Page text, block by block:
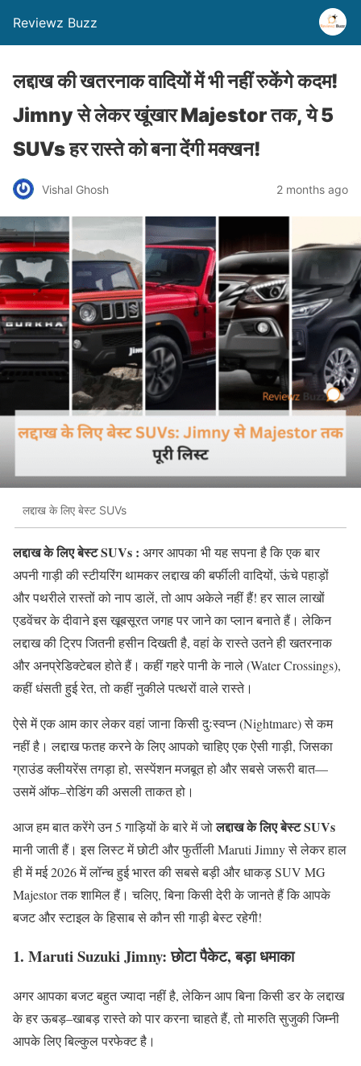
Reviewz Buzz
लद्दाख की खतरनाक वादियों में भी नहीं रुकेंगे कदम!
Jimny से लेकर खूंखार Majestor तक, ये 5
SUVs हर रास्ते को बना देंगी मक्खन!
Vishal Ghosh 2 months ago
लद्दाख के लिए बेस्ट SUVs
लद्दाख के लिए बेस्ट SUVs : अगर आपका भी यह सपना है कि एक बार
अपनी गाड़ी की स्टीयरिंग थामकर लद्दाख की बर्फीली वादियों,ऊंचे पहाड़ों
और पथरीले रास्तों को नाप डालें,तो आप अकेले नहीं हैं!हर साल लाखों
एडवेंचर के दीवाने इस खूबसूरत जगह पर जाने का प्लान बनाते हैं। लेकिन
लद्दाख की ट्रिप जितनी हसीन दिखती है,वहां के रास्ते उतने ही खतरनाक
और अनप्रेडिक्टेबल होते हैं। कहीं गहरे पानी के नाले(Water Crossings),
कहीं धंसती हुई रेत,तो कहीं नुकीले पत्थरों वाले रास्ते।
ऐसे में एक आम कार लेकर वहां जाना किसी दुःस्वप्न(Nightmare)से कम
नहीं है। लद्दाख फतह करने के लिए आपको चाहिए एक ऐसी गाड़ी,जिसका
ग्राउंड क्लीयरेंस तगड़ा हो,सस्पेंशन मजबूत हो और सबसे जरूरी बात—
उसमें ऑफ–रोडिंग की असली ताकत हो।
आज हम बात करेंगे उन5गाड़ियों के बारे में जोलद्दाखकेलिएबेस्टSUVs
मानी जाती हैं। इस लिस्ट में छोटी और फुर्तीलीMaruti Jimnyसे लेकर हाल
ही में मई2026में लॉन्च हुई भारत की सबसे बड़ी और धाकड़SUV MG
Majestorतक शामिल हैं। चलिए,बिना किसी देरी के जानते हैं कि आपके
बजट और स्टाइल के हिसाब से कौन सी गाड़ी बेस्ट रहेगी!
1. Maruti Suzuki Jimny:छोटापैकेट,बड़ाधमाका
अगर आपका बजट बहुत ज्यादा नहीं है,लेकिन आप बिना किसी डर के लद्दाख
के हर ऊबड़–खाबड़ रास्ते को पार करना चाहते हैं,तो मारुति सुजुकी जिम्नी
आपके लिए बिल्कुल परफेक्ट है।